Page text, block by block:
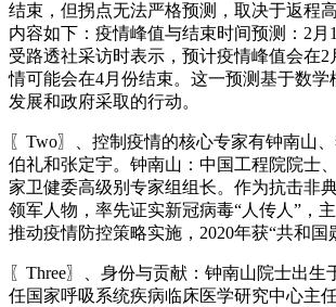
结束，但拐点无法严格预测，取决于返程
内容如下：疫情峰值与结束时间预测：2月
受路透社采访时表示，预计疫情峰值会在2
情可能会在4月份结束。这一预测基于数学
发展和政府采取的行动。
〖Two〗、控制疫情的核心专家有钟南山
伯礼和张定宇。钟南山：中国工程院院士
家卫健委高级别专家组组长。作为抗击非
领军人物，率先证实新冠病毒“人传人”，
推动疫情防控策略实施，2020年获“共和国
〖Three〗、身份与贡献：钟南山院士出生
任国家呼吸系统疾病临床医学研究中心主